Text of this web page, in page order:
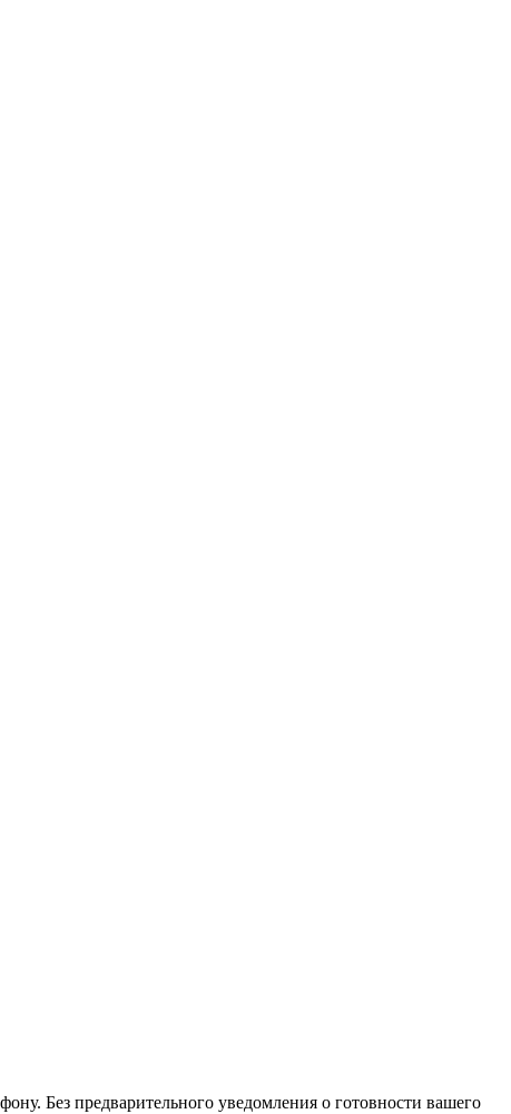
Без предварительного уведомления о готовности вашего